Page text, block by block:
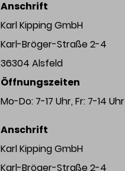
Anschrift
Karl Kipping GmbH
Karl-Bröger-Straße 2-4
36304 Alsfeld
Öffnungszeiten
Mo-Do: 7-17 Uhr, Fr: 7-14 Uhr
Anschrift
Karl Kipping GmbH
Karl-Bröger-Straße 2-4